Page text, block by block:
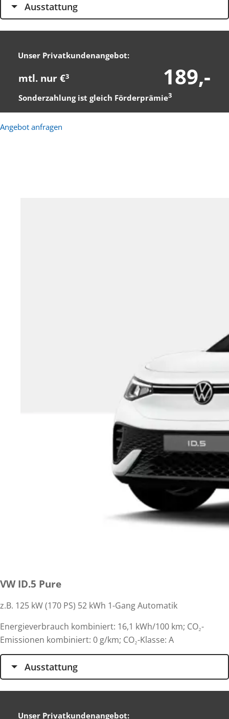
Ausstattung
Unser Privatkundenangebot:
mtl. nur €3 189,-
Sonderzahlung ist gleich Förderprämie3
Angebot anfragen
VW ID.5 Pure
z.B. 125 kW (170 PS) 52 kWh 1-Gang Automatik
Energieverbrauch kombiniert: 16,1 kWh/100 km; CO₂-
Emissionen kombiniert: 0 g/km; CO₂-Klasse: A
Ausstattung
Unser Privatkundenangebot: